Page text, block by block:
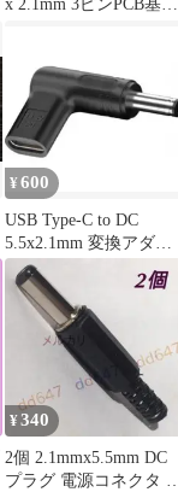
x 2.1mm 3ピンPCB基板
¥ 600
USB Type-C to DC
5.5x2.1mm 変換アダプ
タ
¥340
2個 2.1mmx5.5mm DC
プラグ 電源コネクタ オ